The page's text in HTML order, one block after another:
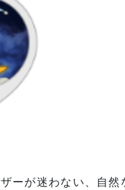
ーが迷わない、自